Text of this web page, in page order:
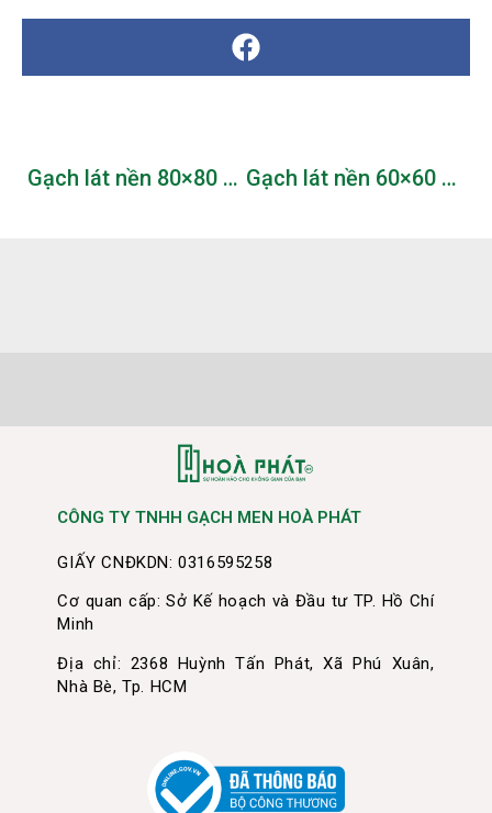
Gạch lát nền 80×80 cao cấp với hiệu ứng điêu khắc vàng (Carving Gold) Gạch lát nền 60×60 xanh ngọc, xu hướng màu sắc mới cho năm 2021
CÔNG TY TNHH GẠCH MEN HOÀ PHÁT
GIẤY CNĐKDN: 0316595258
Cơ quan cấp: Sở Kế hoạch và Đầu tư TP. Hồ Chí
Minh
Địa chỉ: 2368 Huỳnh Tấn Phát, Xã Phú Xuân,
Nhà Bè, Tp. HCM